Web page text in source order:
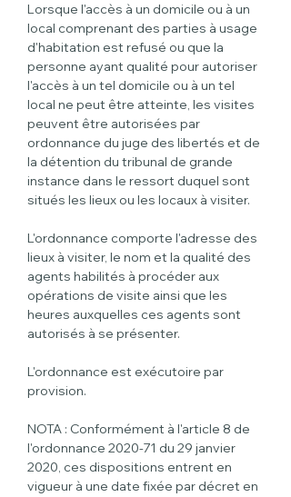
Lorsque l'accès à un domicile ou à un
local comprenant des parties à usage
d'habitation est refusé ou que la
personne ayant qualité pour autoriser
l'accès à un tel domicile ou à un tel
local ne peut être atteinte, les visites
peuvent être autorisées par
ordonnance du juge des libertés et de
la détention du tribunal de grande
instance dans le ressort duquel sont
situés les lieux ou les locaux à visiter.
L'ordonnance comporte l'adresse des
lieux à visiter, le nom et la qualité des
agents habilités à procéder aux
opérations de visite ainsi que les
heures auxquelles ces agents sont
autorisés à se présenter.
L'ordonnance est exécutoire par
provision.
NOTA : Conformément à l'article 8 de
l'ordonnance 2020-71 du 29 janvier
2020, ces dispositions entrent en
vigueur à une date fixée par décret en